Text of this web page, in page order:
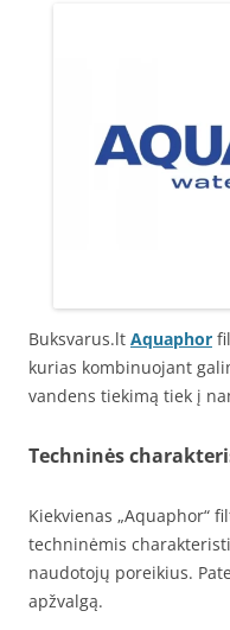
Buksvarus.lt Aquaphor
kurias kombinuojant
vandens tiekimą tiek į
Techninės
Kiekvienas „Aquaphor“
techninėmis
naudotojų poreikius.
apžvalgą.